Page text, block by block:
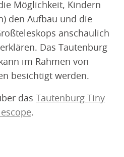
Möglichkeit, Kindern
den Aufbau und die
anschaulich
Das Tautenburg
im Rahmen von
besichtigt werden.
das
Tautenburg Tiny
.